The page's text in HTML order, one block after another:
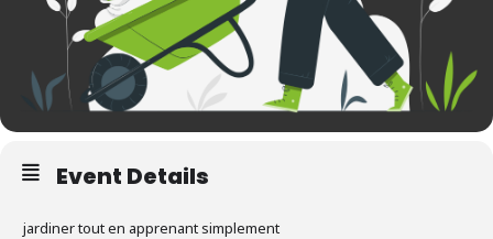
Event Details
jardiner tout en apprenant simplement